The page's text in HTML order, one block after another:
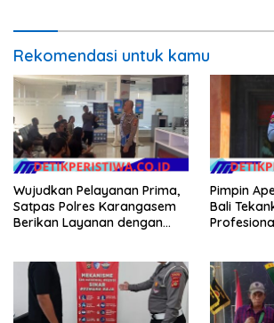
Rekomendasi untuk kamu
Wujudkan Pelayanan Prima,
Satpas Polres Karangasem
Berikan Layanan dengan
Pimpin
Bali